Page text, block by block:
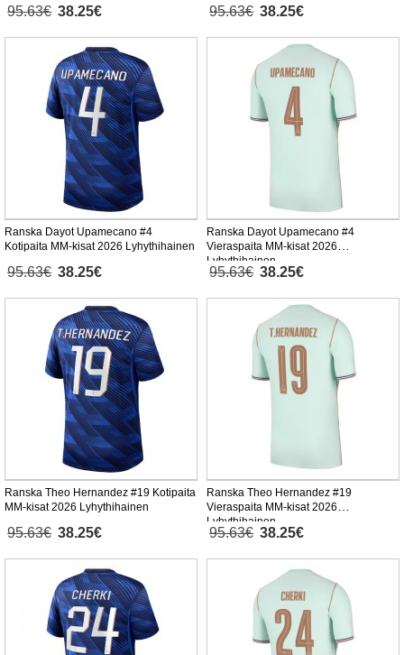
95.63€ 38.25€ 95.63€ 38.25€
Ranska Dayot Upamecano #4
Kotipaita MM-kisat 2026 Lyhythihainen
95.63€ 38.25€
Ranska Dayot Upamecano #4
Vieraspaita MM-kisat 2026
Lyhythihainen
95.63€ 38.25€
Ranska Theo Hernandez #19 Kotipaita
MM-kisat 2026 Lyhythihainen
95.63€ 38.25€
Ranska Theo Hernandez #19
Vieraspaita MM-kisat 2026
Lyhythihainen
95.63€ 38.25€